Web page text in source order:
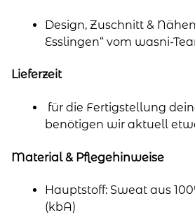
Design, Zuschnitt &
Esslingen“ vom wasni-
Lieferzeit
für die Fertigstellung
benötigen wir aktuell
Material & Pflegehinweise
Hauptstoff: Sweat aus
(kbA)